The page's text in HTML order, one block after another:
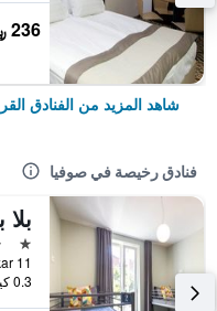
236 ﷼
شاهد المزيد من الفنادق
فنادق رخيصة في صوفيا
11 ul. Iskar, صوفيا, بلغاريا
0.3 كيلومتر عن وسط المدينة